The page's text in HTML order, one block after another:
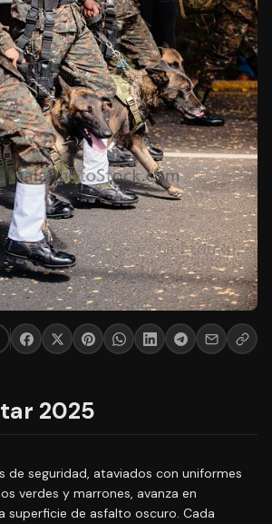
2025
de seguridad, ataviados con uniformes
verdes y marrones, avanza en
superficie de asfalto oscuro. Cada